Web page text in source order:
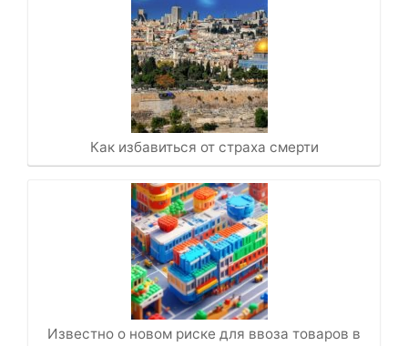
Как избавиться от страха смерти
Известно о новом риске для ввоза товаров в